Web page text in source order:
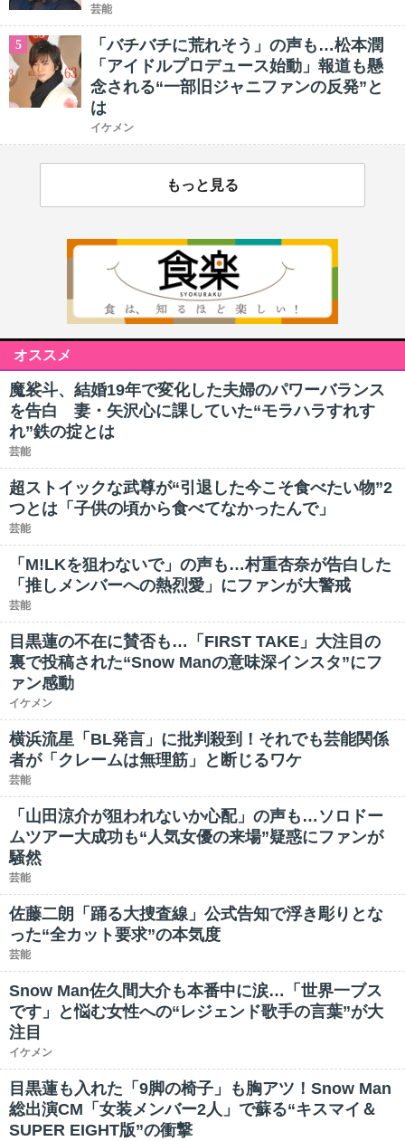
芸能
5
「バチバチに荒れそう」の声も…松本潤
「アイドルプロデュース始動」報道も懸
念される“一部旧ジャニファンの反発”と
は
イケメン
もっと見る
オススメ
魔裟斗、結婚19年で変化した夫婦のパワーバランス
を告白 妻・矢沢心に課していた“モラハラすれす
れ”鉄の掟とは
芸能
超ストイックな武尊が“引退した今こそ食べたい物”2
つとは「子供の頃から食べてなかったんで」
芸能
「M!LKを狙わないで」の声も…村重杏奈が告白した
「推しメンバーへの熱烈愛」にファンが大警戒
芸能
目黒蓮の不在に賛否も…「FIRST TAKE」大注目の
裏で投稿された“Snow Manの意味深インスタ”にフ
ァン感動
イケメン
横浜流星「BL発言」に批判殺到！それでも芸能関係
者が「クレームは無理筋」と断じるワケ
芸能
「山田涼介が狙われないか心配」の声も…ソロドー
ムツアー大成功も“人気女優の来場”疑惑にファンが
騒然
芸能
佐藤二朗「踊る大捜査線」公式告知で浮き彫りとな
った“全カット要求”の本気度
芸能
Snow Man佐久間大介も本番中に涙…「世界一ブス
です」と悩む女性への“レジェンド歌手の言葉”が大
注目
イケメン
目黒蓮も入れた「9脚の椅子」も胸アツ！Snow Man
総出演CM「女装メンバー2人」で蘇る“キスマイ＆
SUPER EIGHT版”の衝撃